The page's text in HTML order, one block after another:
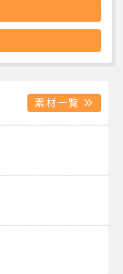
素材一覧